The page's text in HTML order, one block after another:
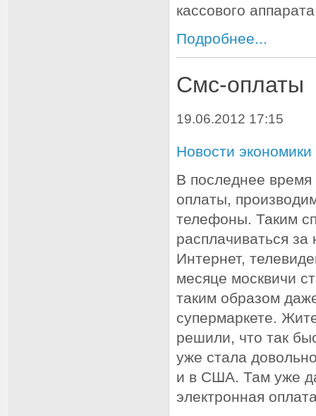
кассового
Подробнее...
Смс-оплаты
19.06.2012 17:15
Новости экономики
В последнее время
оплаты,
телефоны. Таким
расплачиваться
Интернет,
месяце москвичи
таким образом
супермаркете.
решили, что так
уже стала
и в США. Там уже
электронная